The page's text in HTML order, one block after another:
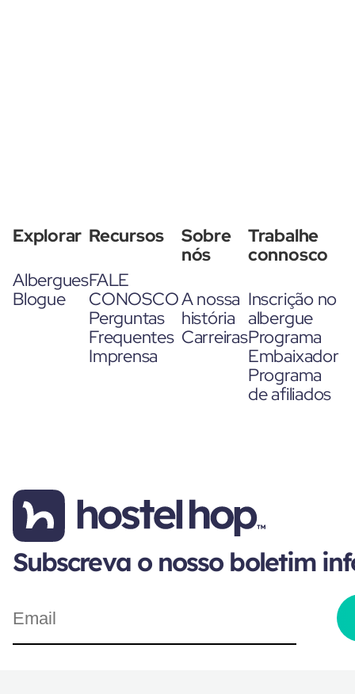
Explorar
Albergues
Blogue
Recursos
FALE
CONOSCO
Perguntas
Frequentes
Imprensa
Sobre
nós
A nossa
história
Carreiras
Trabalhe
connosco
Inscrição no
albergue
Programa
Embaixador
Programa
de afiliados
Subscreva o nosso boletim